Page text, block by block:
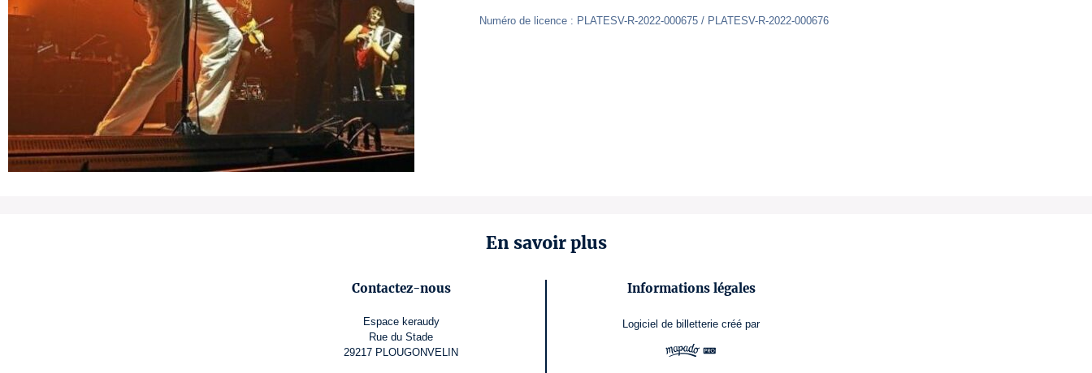
Numéro de licence : PLATESV-R-2022-000675 / PLATESV-R-2022-000676
En savoir plus
Contactez-nous
Espace keraudy
Rue du Stade
29217 PLOUGONVELIN
Informations légales
Logiciel de billetterie créé par